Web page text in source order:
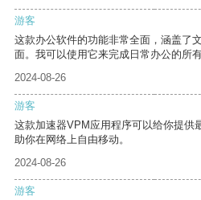
游客
这款办公软件的功能非常全面，涵盖了
面。我可以使用它来完成日常办公的所
2024-08-26
游客
这款加速器VPM应用程序可以给你提供
助你在网络上自由移动。
2024-08-26
游客